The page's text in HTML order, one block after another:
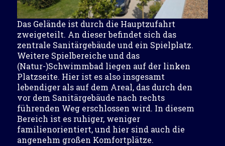
Das Gelände ist durch die Hauptzufahrt
zweigeteilt. An dieser befindet sich das
zentrale Sanitärgebäude und ein Spielplatz.
Weitere Spielbereiche und das
(Natur-)Schwimmbad liegen auf der linken
Platzseite. Hier ist es also insgesamt
lebendiger als auf dem Areal, das durch den
vor dem Sanitärgebäude nach rechts
führenden Weg erschlossen wird. In diesem
Bereich ist es ruhiger, weniger
familienorientiert, und hier sind auch die
angenehm großen Komfortplätze.